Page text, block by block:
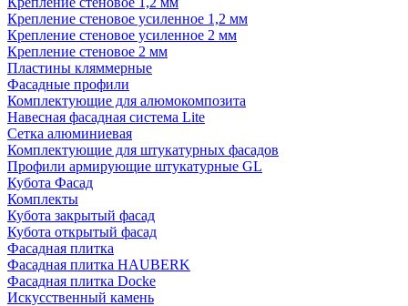
Крепление стеновое усиленное 1,2 мм
Крепление стеновое усиленное 2 мм
Крепление стеновое 2 мм
Пластины кляммерные
Фасадные профили
Комплектующие для алюмокомпозита
Навесная фасадная система Lite
Сетка алюминиевая
Комплектующие для штукатурных фасадов
Профили армирующие штукатурные GL
Кубота Фасад
Комплекты
Кубота закрытый фасад
Кубота открытый фасад
Фасадная плитка
Фасадная плитка HAUBERK
Фасадная плитка Docke
Искусственный камень